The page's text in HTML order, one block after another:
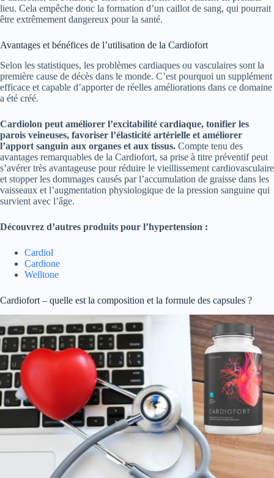
lieu. Cela empêche donc la formation d’un caillot de sang, qui pourrait
être extrêmement dangereux pour la santé.
Avantages et bénéfices de l’utilisation de la Cardiofort
Selon les statistiques, les problèmes cardiaques ou vasculaires sont la
première cause de décès dans le monde. C’est pourquoi un supplément
efficace et capable d’apporter de réelles améliorations dans ce domaine
a été créé.
Cardiolon peut améliorer l’excitabilité cardiaque, tonifier les
parois veineuses, favoriser l’élasticité artérielle et améliorer
l’apport sanguin aux organes et aux tissus. Compte tenu des
avantages remarquables de la Cardiofort, sa prise à titre préventif peut
s’avérer très avantageuse pour réduire le vieillissement cardiovasculaire
et stopper les dommages causés par l’accumulation de graisse dans les
vaisseaux et l’augmentation physiologique de la pression sanguine qui
survient avec l’âge.
Découvrez d’autres produits pour l’hypertension :
Cardiol
Cardione
Welltone
Cardiofort – quelle est la composition et la formule des capsules ?